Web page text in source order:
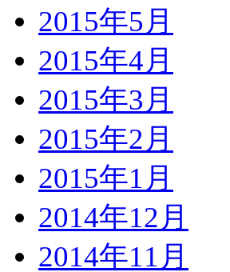
2015年5月
2015年4月
2015年3月
2015年2月
2015年1月
2014年12月
2014年11月